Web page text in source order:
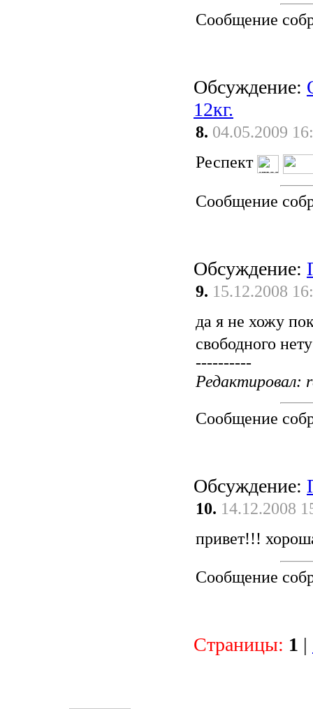
Сообщение
Обсуждение:
12кг.
8. 04.05.2009
Респект
Сообщение
Обсуждение:
9. 15.12.2008
да я не хожу
свободного
----------
Редактировал:
Сообщение
Обсуждение:
10. 14.12.2008
привет!!!
Сообщение
Страницы: 1 |